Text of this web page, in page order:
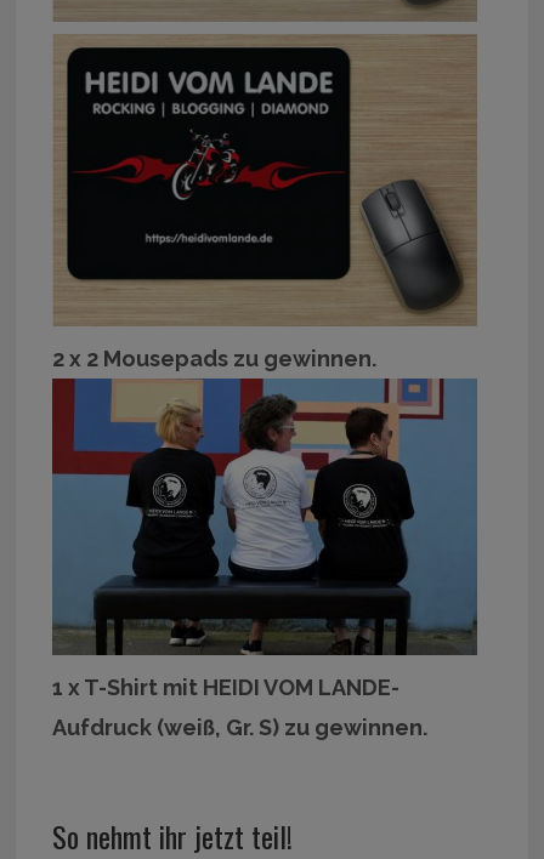
2 x 2 Mousepads zu gewinnen.
1 x T-Shirt mit HEIDI VOM LANDE-
Aufdruck (weiß, Gr. S) zu gewinnen.
So nehmt ihr jetzt teil!